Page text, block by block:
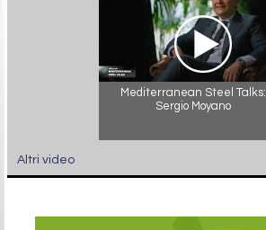
Mediterranean Steel Talks:
Sergio Moyano
Altri video